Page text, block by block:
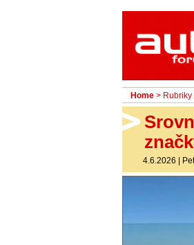
Home > Rubriky
4.6.2026 |